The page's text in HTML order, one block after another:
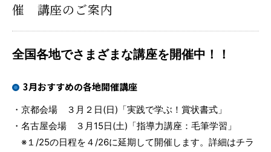
催 講座のご案内
全国各地でさまざまな講座を開催中！！
3月おすすめの各地開催講座
・京都会場 ３月２日(日)「実践で学ぶ！賞状書式」
・名古屋会場 ３月15日(土)「指導力講座：毛筆学習」
※１/25の日程を４/26に延期して開催します。詳細はチラ